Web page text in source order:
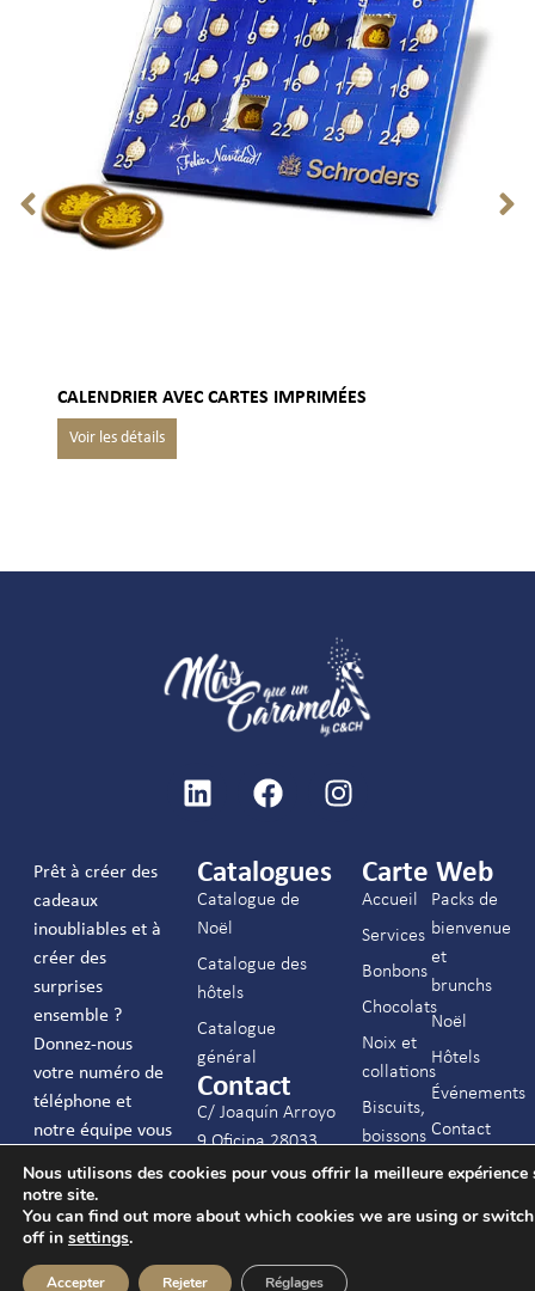
CALENDRIER AVEC CARTES IMPRIMÉES
Prêt à créer des
cadeaux
inoubliables et à
créer des
surprises
ensemble ?
Donnez-nous
votre numéro de
téléphone et
notre équipe vous
J’accepte les
mentions légales
Catalogues
Catalogue de
Noël
Catalogue des
hôtels
Catalogue
général
Contact
C/ Joaquín Arroyo
9 Oficina 28033
Madrid
info@c-ch.com
Carte Web
Accueil
Services
Bonbons
Chocolats
Noix et
collations
Biscuits,
boissons
et autres
Packs de
bienvenue
et
brunchs
Noël
Hôtels
Événements
Contact
Nous utilisons des cookies pour vous offrir la meilleure expérience
notre site.
You can find out more about which cookies we are using or
off in settings.
Accepter Rejeter Réglages